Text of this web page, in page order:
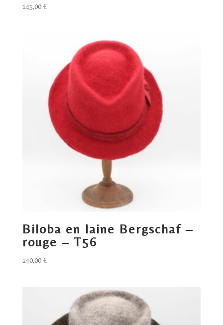
145,00 €
Biloba en laine Bergschaf –
rouge – T56
140,00 €